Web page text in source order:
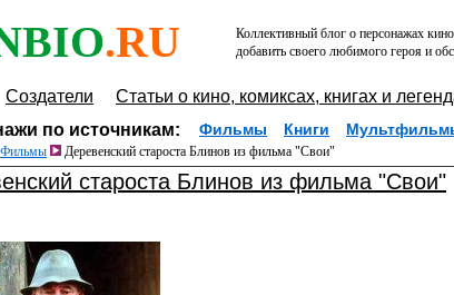
.RU
Коллективный блог о персонажах
добавить своего любимого героя и
Создатели Статьи о кино, комиксах, книгах и
по источникам:
Фильмы Книги
Фильмы Деревенский староста Блинов из фильма "Свои"
староста Блинов из фильма "Свои"